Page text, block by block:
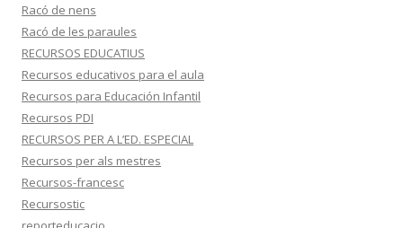
Racó de nens
Racó de les paraules
RECURSOS EDUCATIUS
Recursos educativos para el aula
Recursos para Educación Infantil
Recursos PDI
RECURSOS PER A L’ED. ESPECIAL
Recursos per als mestres
Recursos-francesc
Recursostic